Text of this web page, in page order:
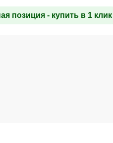
Выгодная позиция - купить в 1 клик